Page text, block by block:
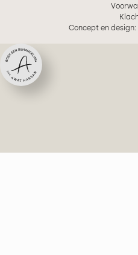
Concept en design: